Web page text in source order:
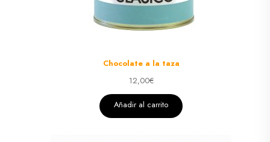
Chocolate a la taza
12,00€
Añadir al carrito